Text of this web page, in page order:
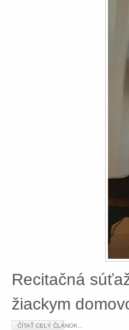
Recitačná
žiackym
ČÍTAŤ CELÝ ČLÁNOK...